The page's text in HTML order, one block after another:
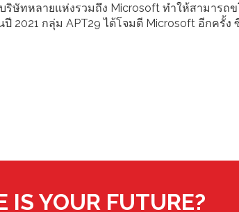
ริษัทหลายแห่งรวมถึง Microsoft ทำให้สามารถ
2021 กลุ่ม APT29 ได้โจมตี Microsoft อีกครั้ง
IS YOUR FUTURE?